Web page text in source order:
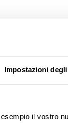
Impostazioni
il vostro